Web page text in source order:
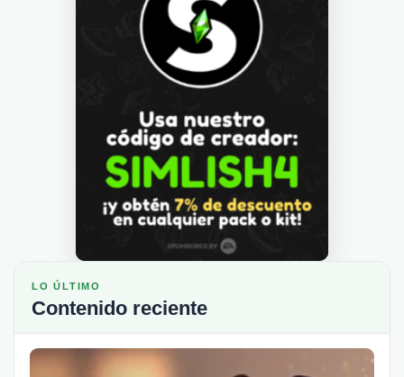
LO ÚLTIMO
Contenido reciente